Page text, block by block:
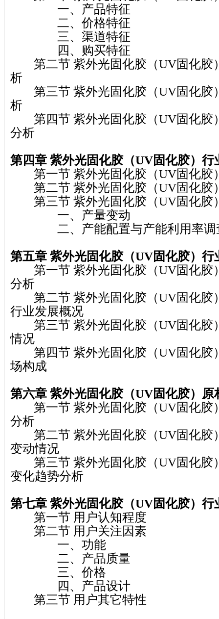
一、产品特征
二、价格特征
三、渠道特征
四、购买特征
第二节 紫外光固化胶（UV固化胶
析
第三节 紫外光固化胶（UV固化胶
析
第四节 紫外光固化胶（UV固化胶
分析
第四章 紫外光固化胶（UV固化胶）行
第一节 紫外光固化胶（UV固化胶
第二节 紫外光固化胶（UV固化胶
第三节 紫外光固化胶（UV固化胶
一、产量变动
二、产能配置与产能利用率调
第五章 紫外光固化胶（UV固化胶）行
第一节 紫外光固化胶（UV固化胶
分析
第二节 紫外光固化胶（UV固化胶
行业发展概况
第三节 紫外光固化胶（UV固化胶
情况
第四节 紫外光固化胶（UV固化胶
场构成
第六章 紫外光固化胶（UV固化胶） 原
第一节 紫外光固化胶（UV固化胶
分析
第二节 紫外光固化胶（UV固化胶
变动情况
第三节 紫外光固化胶（UV固化胶
变化趋势分析
第七章 紫外光固化胶（UV固化胶）行
第一节 用户认知程度
第二节 用户关注因素
一、功能
二、产品质量
三、价格
四、产品设计
第三节 用户其它特性